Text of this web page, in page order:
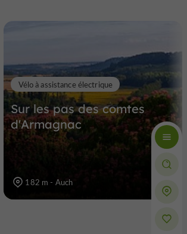
Sur les pas des comtes
d'Armagnac
Vélo à assistance électrique
182 m - Auch